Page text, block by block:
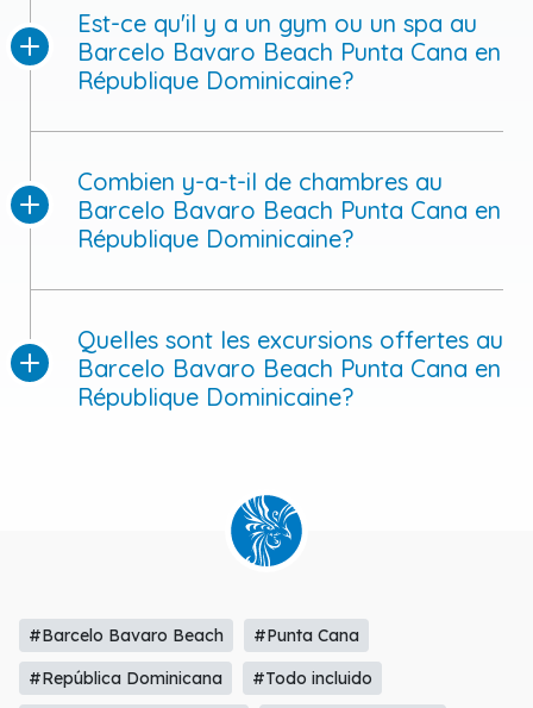
Est-ce qu'il y a un gym ou un spa au
Barcelo Bavaro Beach Punta Cana en
République Dominicaine?
Combien y-a-t-il de chambres au
Barcelo Bavaro Beach Punta Cana en
République Dominicaine?
Quelles sont les excursions offertes au
Barcelo Bavaro Beach Punta Cana en
République Dominicaine?
#Barcelo Bavaro Beach
#Punta Cana
#República Dominicana
#Todo incluido